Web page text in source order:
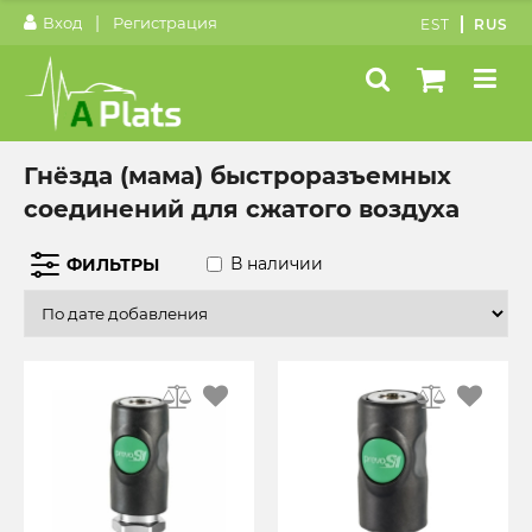
Вход | Регистрация EST RUS
Гнёзда (мама) быстроразъемных
соединений для сжатого воздуха
ФИЛЬТРЫ В наличии